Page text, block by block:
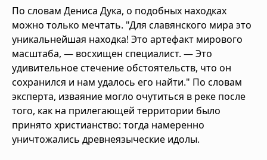
По словам Дениса Дука, о подобных находках
можно только мечтать. "Для славянского мира это
уникальнейшая находка! Это артефакт мирового
масштаба, — восхищен специалист. — Это
удивительное стечение обстоятельств, что он
сохранился и нам удалось его найти." По словам
эксперта, изваяние могло очутиться в реке после
того, как на прилегающей территории было
принято христианство: тогда намеренно
уничтожались древнеязыческие идолы.